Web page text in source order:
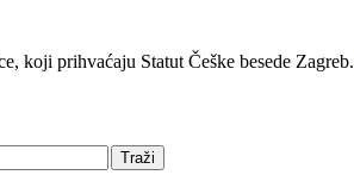
koji prihvaćaju Statut Češke besede Zagreb.